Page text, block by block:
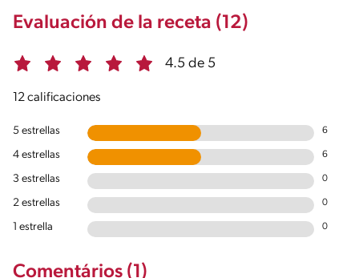
Evaluación de la receta (12)
4.5 de 5
12 calificaciones
5 estrellas 6
4 estrellas 6
3 estrellas 0
2 estrellas 0
1 estrella 0
Comentários (1)